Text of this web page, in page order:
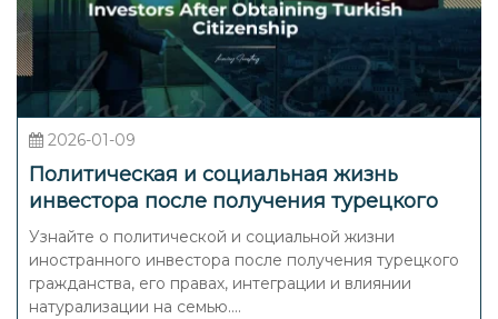
2026-01-09
Политическая и социальная жизнь
инвестора после получения турецкого
гражданства 2026
Узнайте о политической и социальной жизни
иностранного инвестора после получения турецкого
гражданства, его правах, интеграции и влиянии
натурализации на семью....